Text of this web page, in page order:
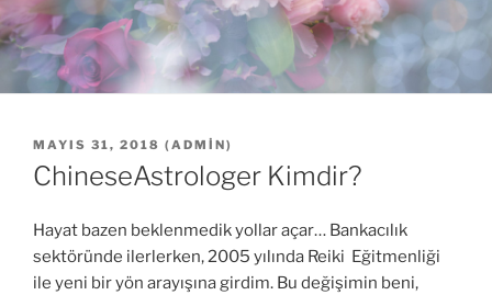
YAYIM
TARIHI
MAYIS 31, 2018 ( ADMIN)
ChineseAstrologer Kimdir?
Hayat bazen beklenmedik yollar açar… Bankacılık
sektöründe ilerlerken, 2005 yılında Reiki Eğitmenliği
ile yeni bir yön arayışına girdim. Bu değişimin beni,